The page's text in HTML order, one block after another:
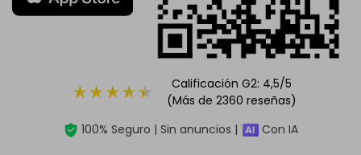
Calificación G2: 4,5/5
(Más de 2360 reseñas)
100% Seguro | Sin anuncios |
Con IA